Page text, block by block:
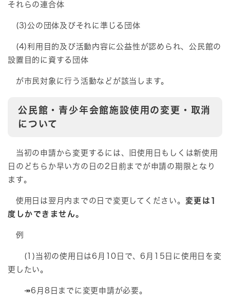
それらの連合体
(3)公の団体及びそれに準じる団体
(4)利用目的及び活動内容に公益性が認められ、公民館の
設置目的に資する団体
が市民対象に行う活動などが該当します。
公民館・青少年会館施設使用の変更・取消
について
当初の申請から変更するには、旧使用日もしくは新使用
日のどちらか早い方の日の2日前までが申請の期限となり
ます。
使用日は翌月内までの日で変更してください。 変更は1
度しかできません。
例
(1)当初の使用日は6月10日で、6月15日に使用日を変
更したい。
↠6月8日までに変更申請が必要。